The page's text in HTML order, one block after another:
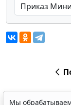
Мы